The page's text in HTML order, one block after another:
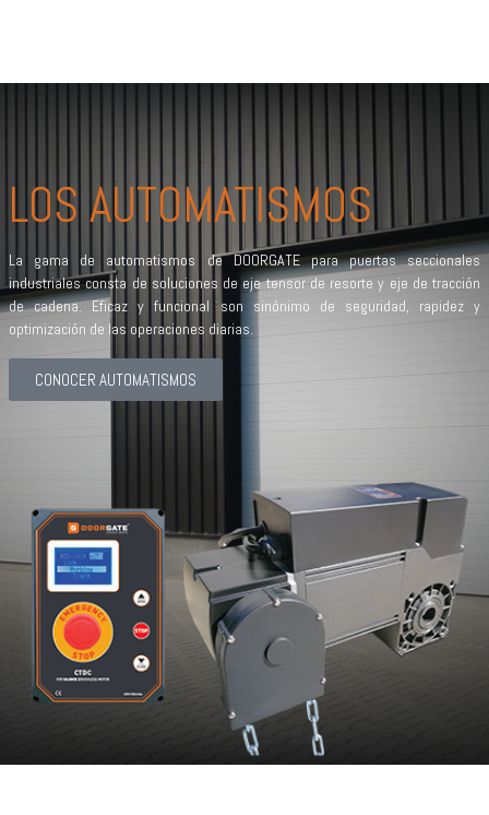
LOS AUTOMATISMOS
La gama de automatismos de DOORGATE para puertas seccionales
industriales consta de soluciones de eje tensor de resorte y eje de tracción
de cadena. Eficaz y funcional son sinónimo de seguridad, rapidez y
optimización de las operaciones diarias.
CONOCER AUTOMATISMOS